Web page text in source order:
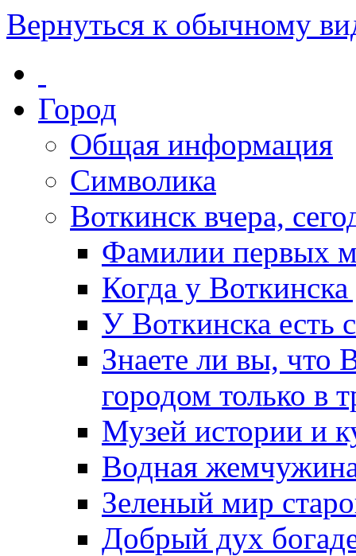
Вернуться к обычному
Город
Общая информация
Символика
Воткинск вчера,
Фамилии первых
Когда у
У Воткинска есть
Знаете ли вы, что
городом только в
Музей истории и
Водная
Зеленый мир
Добрый дух